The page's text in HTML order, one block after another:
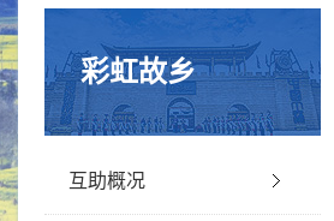
彩虹故乡
互助概况